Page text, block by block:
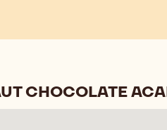
CHOCOLATE